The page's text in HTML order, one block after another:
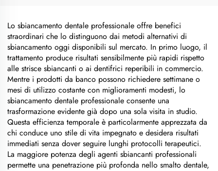
Lo sbiancamento dentale professionale offre benefici
straordinari che lo distinguono dai metodi alternativi di
sbiancamento oggi disponibili sul mercato. In primo luogo, il
trattamento produce risultati sensibilmente più rapidi rispetto
alle strisce sbiancanti o ai dentifrici reperibili in commercio.
Mentre i prodotti da banco possono richiedere settimane o
mesi di utilizzo costante con miglioramenti modesti, lo
sbiancamento dentale professionale consente una
trasformazione evidente già dopo una sola visita in studio.
Questa efficienza temporale è particolarmente apprezzata da
chi conduce uno stile di vita impegnato e desidera risultati
immediati senza dover seguire lunghi protocolli terapeutici.
La maggiore potenza degli agenti sbiancanti professionali
permette una penetrazione più profonda nello smalto dentale,